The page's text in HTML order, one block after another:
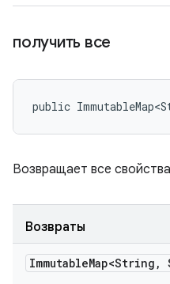
получить все
public
Возвращает все
Возвраты
ImmutableMap<String ,